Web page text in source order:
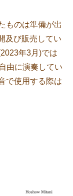
ものは準備が出
及び販売してい
年3月)では
由に演奏してい
で使用する際は